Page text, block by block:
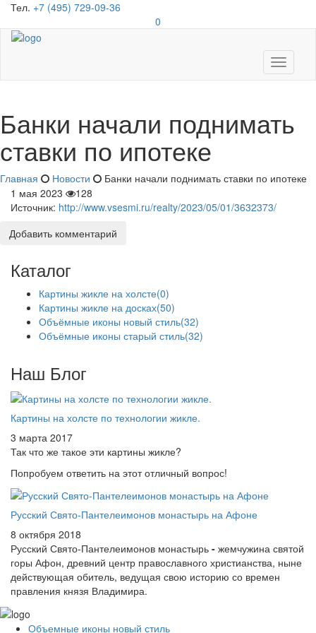
Тел. +7 (495) 729-09-36
0
Toggle
Банки начали поднимать
ставки по ипотеке
Главная Новости
Банки начали поднимать ставки по ипотеке
1 мая 2023
128
Источник: http://www.vsesmi.ru/realty/2023/05/01/3632373/
Добавить комментарий
Каталог
Картины жикле на холсте(0)
Картины жикле на досках(50)
Объёмные иконы новый стиль(32)
Объёмные иконы старый стиль(32)
Наш Блог
Картины на холсте по технологии жикле.
3 марта 2017
Так что же такое эти картины жикле?
Попробуем ответить на этот отличный вопрос!
Русский Свято-Пантелеимонов монастырь на Афоне
8 октября 2018
Русский Свято-Пантелеимонов монастырь - жемчужина святой
горы Афон, древний центр православного христианства, ныне
действующая обитель, ведущая свою историю со времен
правления князя Владимира.
Объемные иконы новый стиль